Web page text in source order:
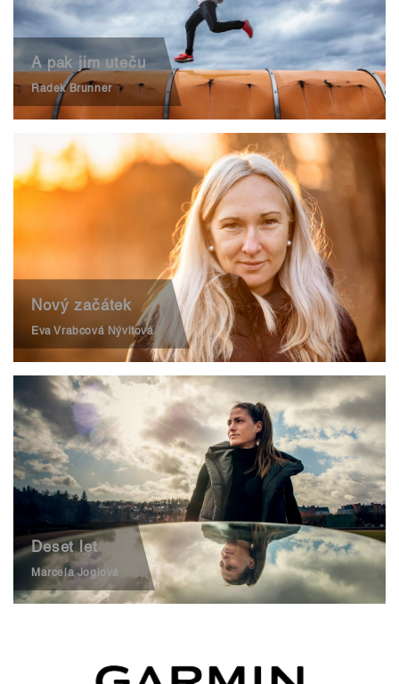
A pak jim uteču
Radek Brunner
Nový začátek
Eva Vrabcová Nývltová
Deset let
Marcela Joglová